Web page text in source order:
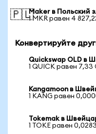
🇵🇱Maker в Польский
1 MKR равен 4
Конвертируйте
Quickswap OLD в
1 QUICK равен 7,33
Kangamoon в
1 KANG равен
Tokemak в
1 TOKE равен